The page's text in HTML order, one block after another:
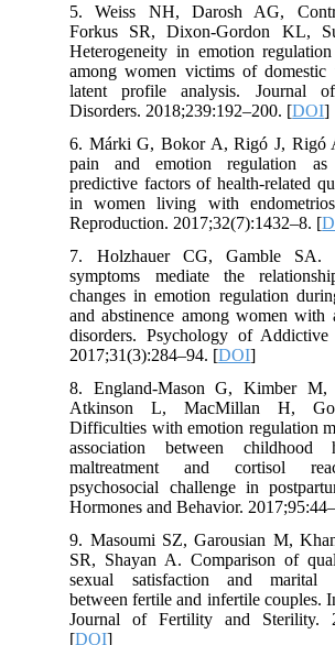
5. Weiss NH, Darosh AG,
Forkus SR, Dixon-Gordon KL,
Heterogeneity in emotion
among women victims of
latent profile analysis. Journal
Disorders. 2018;239:192–200. [DOI
6. Márki G, Bokor A, Rigó J, Rigó
pain and emotion regulation
predictive factors of health-related
in women living with
Reproduction. 2017;32(7):1432–8. [
7. Holzhauer CG, Gamble SA.
symptoms mediate the
changes in emotion regulation
and abstinence among women with
disorders. Psychology of
2017;31(3):284–94. [DOI
8. England-Mason G, Kimber
Atkinson L, MacMillan H,
Difficulties with emotion regulation
association between
maltreatment and cortisol
psychosocial challenge in
Hormones and Behavior.
9. Masoumi SZ, Garousian M,
SR, Shayan A. Comparison of
sexual satisfaction and marital
between fertile and infertile couples.
Journal of Fertility and Sterility.
[DOI